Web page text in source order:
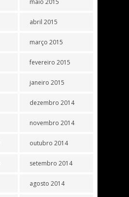
maio 2015
abril 2015
março 2015
fevereiro 2015
janeiro 2015
dezembro 2014
novembro 2014
outubro 2014
setembro 2014
agosto 2014